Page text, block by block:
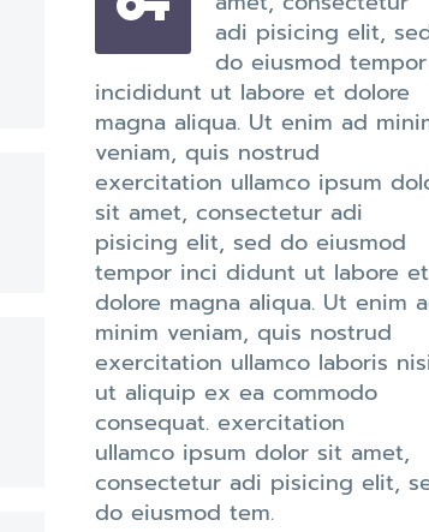
adi pisicing elit,
do eiusmod tempor
incididunt ut labore et dolore
magna aliqua. Ut enim ad
veniam, quis nostrud
exercitation ullamco ipsum
sit amet, consectetur adi
pisicing elit, sed do eiusmod
tempor inci didunt ut labore et
dolore magna aliqua. Ut enim
minim veniam, quis nostrud
exercitation ullamco laboris
ut aliquip ex ea commodo
consequat. exercitation
ullamco ipsum dolor sit amet,
consectetur adi pisicing elit,
do eiusmod tem.